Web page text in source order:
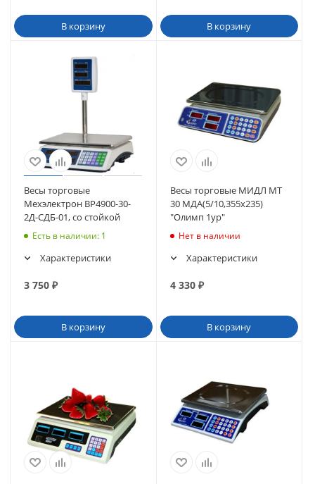
В корзину В корзину
Весы торговые
Мехэлектрон ВР4900-30-
2Д-СДБ-01, со стойкой
Есть в наличии: 1
Характеристики
3 750 ₽
В корзину
Весы торговые МИДЛ МТ
30 МДА(5/10,355х235)
"Олимп 1ур"
Нет в наличии
Характеристики
4 330₽
В корзину